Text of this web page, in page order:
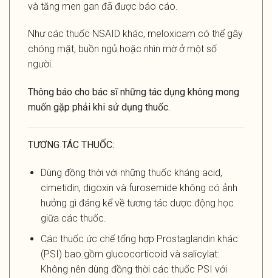
và tăng men gan đã được báo cáo.
Như các thuốc NSAID khác, meloxicam có thể gây
chóng mặt, buồn ngủ hoặc nhìn mờ ở một số
người.
Thông báo cho bác sĩ những tác dụng không mong
muốn gặp phải khi sử dụng thuốc.
TƯƠNG TÁC THUỐC:
Dùng đồng thời với những thuốc kháng acid,
cimetidin, digoxin và furosemide không có ảnh
hưởng gì đáng kể về tương tác dược động học
giữa các thuốc.
Các thuốc ức chế tổng hợp Prostaglandin khác
(PSI) bao gồm glucocorticoid và salicylat:
Không nên dùng đồng thời các thuốc PSI với